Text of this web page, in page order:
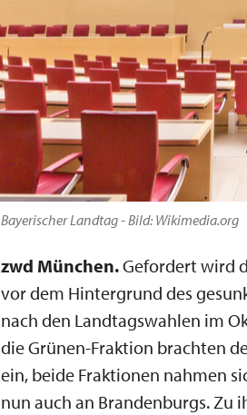
Bayerischer Landtag - Bild: Wikimedia.org
zwd München.Gefordert wird
vor dem Hintergrund des
nach den Landtagswahlen im
die Grünen-Fraktion brachten
ein, beide Fraktionen nahmen
nun auch an Brandenburgs. Zu